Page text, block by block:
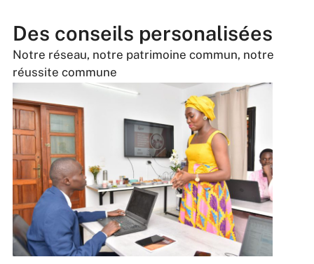
Des conseils personalisées
Notre réseau, notre patrimoine commun, notre
réussite commune